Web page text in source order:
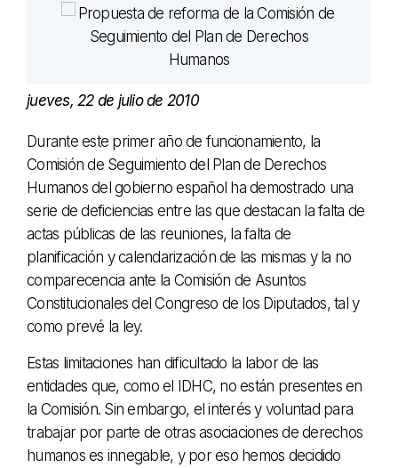
jueves, 22 de julio de 2010
Durante este primer año de funcionamiento, la
Comisión de Seguimiento del Plan de Derechos
Humanos del gobierno español ha demostrado una
serie de deficiencias entre las que destacan la falta de
actas públicas de las reuniones, la falta de
planificación y calendarización de las mismas y la no
comparecencia ante la Comisión de Asuntos
Constitucionales del Congreso de los Diputados, tal y
como prevé la ley.
Estas limitaciones han dificultado la labor de las
entidades que, como el IDHC, no están presentes en
la Comisión. Sin embargo, el interés y voluntad para
trabajar por parte de otras asociaciones de derechos
humanos es innegable, y por eso hemos decidido